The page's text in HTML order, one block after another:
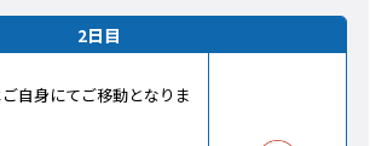
2日目
自身にてご移動となりま